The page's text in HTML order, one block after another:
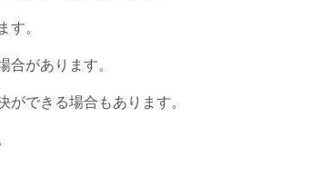
す。
があります。
できる場合もあります。